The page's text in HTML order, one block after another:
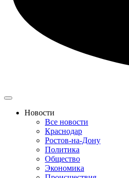
Новости
Все новости
Краснодар
Ростов-на-Дону
Политика
Общество
Экономика